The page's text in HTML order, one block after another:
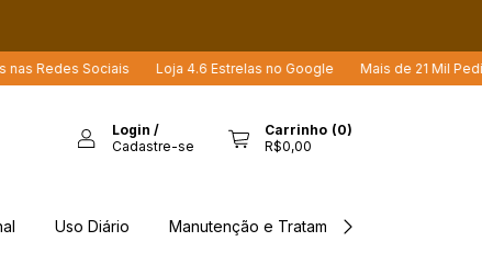
Redes Sociais Loja 4.6 Estrelas no Google Mais de 21 Mil
Login /
Cadastre-se
Carrinho (0)
R$0,00
Uso Diário Manutenção e Tratamento